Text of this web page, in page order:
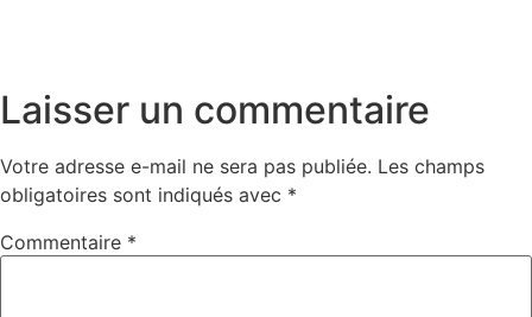
Laisser un commentaire
Votre adresse e-mail ne sera pas publiée. Les champs
obligatoires sont indiqués avec *
Commentaire *